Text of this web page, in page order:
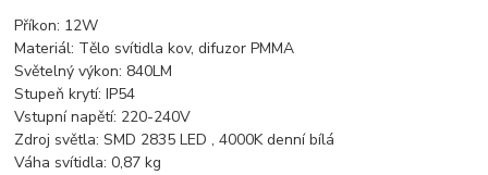
Příkon: 12W
Materiál: Tělo svítidla kov, difuzor PMMA
Světelný výkon: 840LM
Stupeň krytí: IP54
Vstupní napětí: 220-240V
Zdroj světla: SMD 2835 LED , 4000K denní bílá
Váha svítidla: 0,87 kg